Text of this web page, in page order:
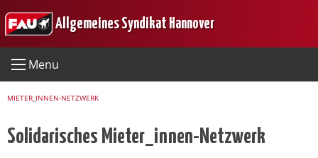
to
Allgemeines Syndikat Hannover
Menu
MIETER_INNEN-NETZWERK
Solidarisches Mieter_innen-Netzwerk